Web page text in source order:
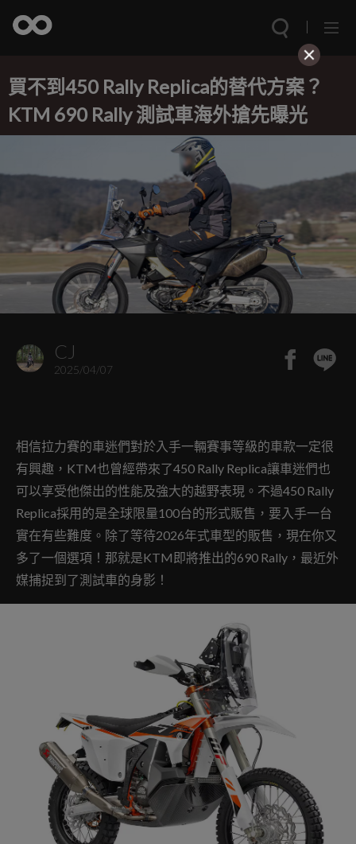
買不到450 Rally Replica的替代方案？
KTM 690 Rally 測試車海外搶先曝光
CJ
2025/04/07
相信拉力賽的車迷們對於入手一輛賽事等級的車款一定很
有興趣，KTM也曾經帶來了450 Rally Replica讓車迷們也
可以享受他傑出的性能及強大的越野表現。不過450 Rally
Replica採用的是全球限量100台的形式販售，要入手一台
實在有些難度。除了等待2026年式車型的販售，現在你又
多了一個選項！那就是KTM即將推出的690 Rally，最近外
媒捕捉到了測試車的身影！